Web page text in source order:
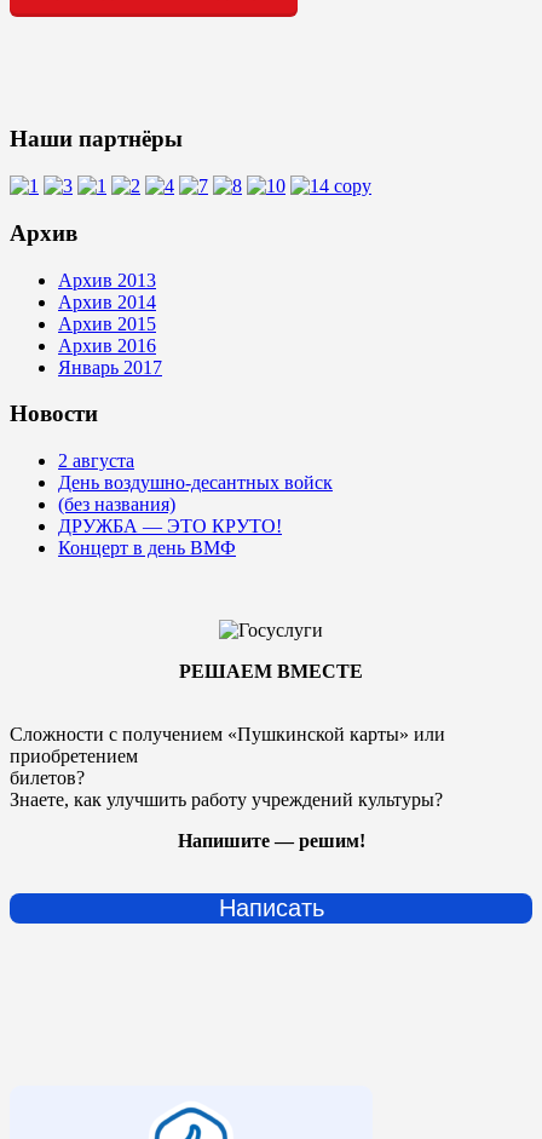
Наши партнёры
Архив
Архив 2013
Архив 2014
Архив 2015
Архив 2016
Январь 2017
Новости
2 августа
День воздушно-десантных войск
(без названия)
ДРУЖБА — ЭТО КРУТО!
Концерт в день ВМФ
РЕШАЕМ ВМЕСТЕ
Сложности с получением «Пушкинской карты» или
приобретением
билетов?
Знаете, как улучшить работу учреждений культуры?
Напишите — решим!
Написать